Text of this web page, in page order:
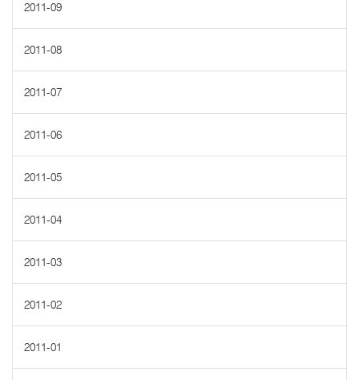
2011-09
2011-08
2011-07
2011-06
2011-05
2011-04
2011-03
2011-02
2011-01